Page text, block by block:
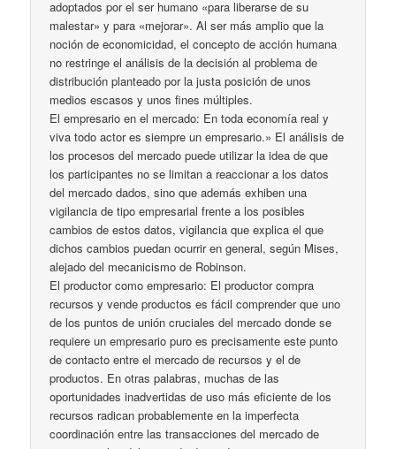
adoptados por el ser humano «para liberarse de su
malestar» y para «mejorar». Al ser más amplio que la
noción de economicidad, el concepto de acción humana
no restringe el análisis de la decisión al problema de
distribución planteado por la justa posición de unos
medios escasos y unos fines múltiples.
El empresario en el mercado: En toda economía real y
viva todo actor es siempre un empresario.» El análisis de
los procesos del mercado puede utilizar la idea de que
los participantes no se limitan a reaccionar a los datos
del mercado dados, sino que además exhiben una
vigilancia de tipo empresarial frente a los posibles
cambios de estos datos, vigilancia que explica el que
dichos cambios puedan ocurrir en general, según Mises,
alejado del mecanicismo de Robinson.
El productor como empresario: El productor compra
recursos y vende productos es fácil comprender que uno
de los puntos de unión cruciales del mercado donde se
requiere un empresario puro es precisamente este punto
de contacto entre el mercado de recursos y el de
productos. En otras palabras, muchas de las
oportunidades inadvertidas de uso más eficiente de los
recursos radican probablemente en la imperfecta
coordinación entre las transacciones del mercado de